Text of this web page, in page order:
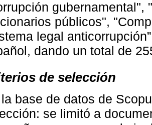
gubernamental",
públicos",
legal
dando un total de
de selección
base de datos de
se limitó a